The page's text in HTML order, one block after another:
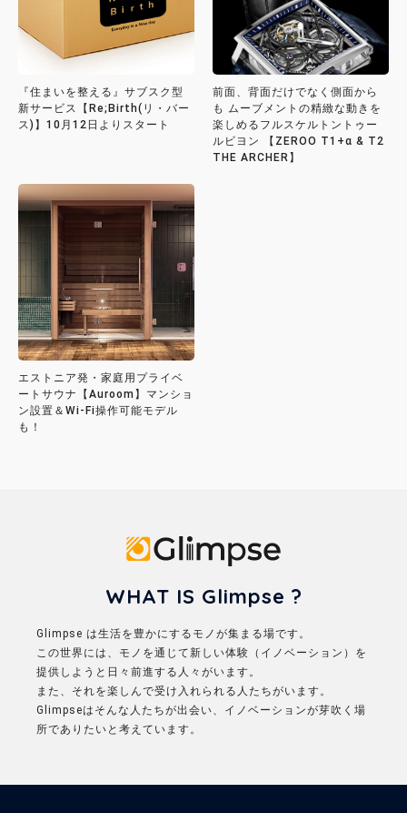
『住まいを整える』サブスク型
新サービス【Re;Birth(リ・バー
ス)】10月12日よりスタート
前面、背面だけでなく側面から
も ムーブメントの精緻な動きを
楽しめるフルスケルトントゥー
ルビヨン 【ZEROO T1+α & T2
THE ARCHER】
エストニア発・家庭用プライベ
ートサウナ【Auroom】マンショ
ン設置＆Wi-Fi操作可能モデル
も！
WHAT IS Glimpse ?
Glimpse は生活を豊かにするモノが集まる場です。
この世界には、モノを通じて新しい体験（イノベーション）を
提供しようと日々前進する人々がいます。
また、それを楽しんで受け入れられる人たちがいます。
Glimpseはそんな人たちが出会い、イノベーションが芽吹く場
所でありたいと考えています。